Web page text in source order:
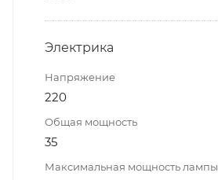
Электрика
Напряжение
220
Общая мощность
35
Максимальная мощность лампы